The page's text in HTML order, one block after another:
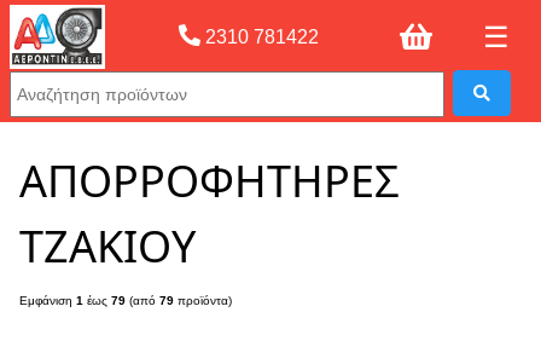
Αρχική σελίδας»ΑΠΟΡΡΟΦΗΤΗΡΕΣ ΤΖΑΚΙΟΥ
2310 781422 ☰
ΑΠΟΡΡΟΦΗΤΗΡΕΣ
ΤΖΑΚΙΟΥ
Εμφάνιση 1 έως 79 (από 79 προϊόντα)